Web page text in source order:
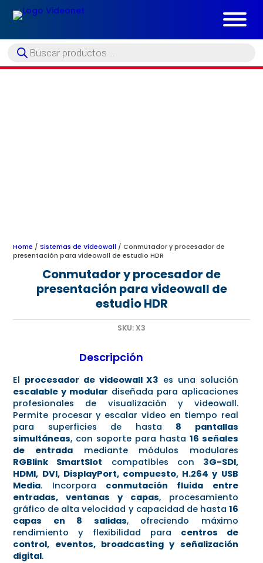
Búsqueda
de
Home /Sistemas de Videowall / Conmutador y procesador de
presentación para videowall de estudio HDR
Conmutador y procesador de
presentación para videowall de
estudio HDR
SKU:X3
Descripción
El procesador de videowall X3 es una solución
escalable y modular diseñada para aplicaciones
profesionales de visualización y videowall.
Permite procesar y escalar video en tiempo real
para superficies de hasta 8 pantallas
simultáneas, con soporte para hasta 16 señales
de entradamediante módulos modulares
RGBlink SmartSlot compatibles con 3G-SDI,
HDMI, DVI, DisplayPort, compuesto, H.264 y USB
Media. Incorpora conmutación fluida entre
entradas, ventanas y capas, procesamiento
gráfico de alta velocidad y capacidad de hasta 16
capas en 8 salidas, ofreciendo máximo
rendimiento y flexibilidad para centros de
control, eventos, broadcasting y señalización
digital.